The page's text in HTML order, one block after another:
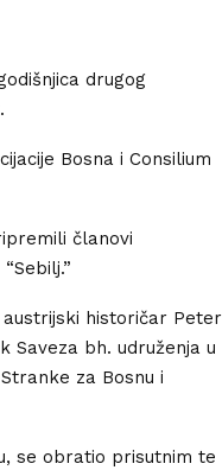
drugog
Bosna i Consilium
članovi
historičar Peter
Saveza bh. udruženja u
za Bosnu i
se obratio prisutnim te